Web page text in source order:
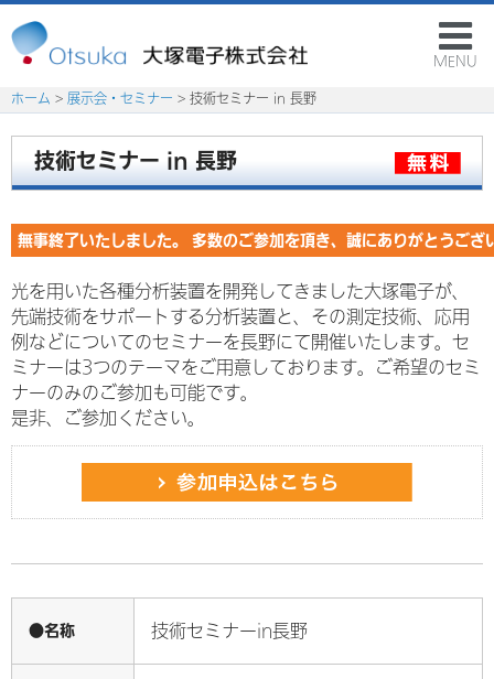
MENU
ホーム > 展示会・セミナー > 技術セミナー in 長野
技術セミナー in 長野
無事終了いたしました。 多数のご参加を頂き、誠にありがとうござ
光を用いた各種分析装置を開発してきました大塚電子が、
先端技術をサポートする分析装置と、その測定技術、応用
例などについてのセミナーを長野にて開催いたします。セ
ミナーは3つのテーマをご用意しております。ご希望のセミ
ナーのみのご参加も可能です。
是非、ご参加ください。
●名称 技術セミナーin長野